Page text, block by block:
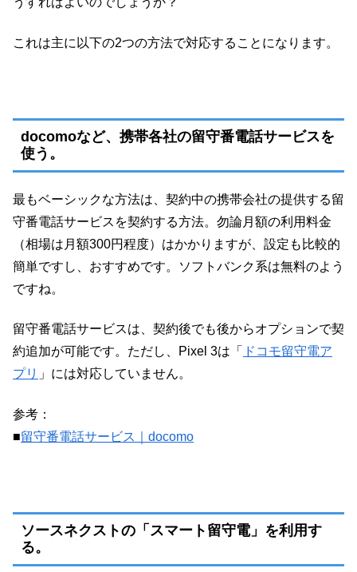
これは主に以下の2つの方法で対応することになります。
docomoなど、携帯各社の留守番電話サービスを
使う。
最もベーシックな方法は、契約中の携帯会社の提供する留
守番電話サービスを契約する方法。勿論月額の利用料金
（相場は月額300円程度）はかかりますが、設定も比較的
簡単ですし、おすすめです。ソフトバンク系は無料のよう
ですね。
留守番電話サービスは、契約後でも後からオプションで契
約追加が可能です。ただし、Pixel 3は「
ドコモ留守電ア
プリ 」には対応していません。
参考：
■留守番電話サービス｜docomo
ソースネクストの「スマート留守電」を利用す
る。